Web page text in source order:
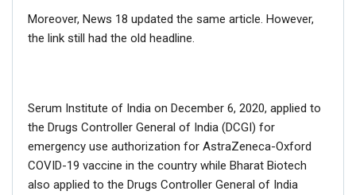
Moreover, News 18 updated the same article. However,
the link still had the old headline.
Serum Institute of India on December 6, 2020, applied to
the Drugs Controller General of India (DCGI) for
emergency use authorization for AstraZeneca-Oxford
COVID-19 vaccine in the country while Bharat Biotech
also applied to the Drugs Controller General of India